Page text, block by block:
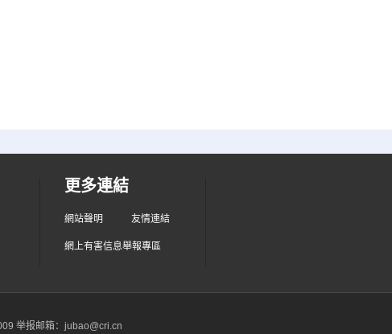
更多連結
網站聲明 友情連結
網上有害信息舉報專區
举报邮箱：jubao@cri.cn